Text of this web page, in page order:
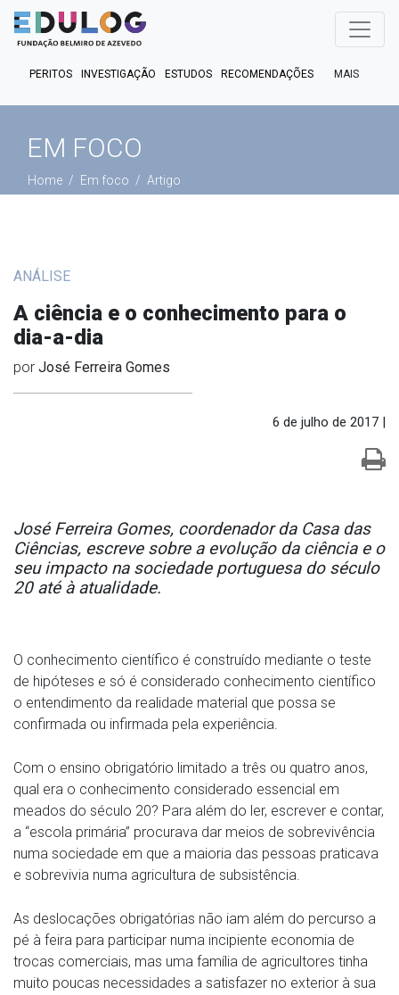
PERITOS INVESTIGAÇÃO ESTUDOS RECOMENDAÇÕES
PUBLICAÇÕES EM FOCO EM DEBATE FACT CHECK
MAIS
EM FOCO
Home Em foco Artigo
ANÁLISE
A ciência e o conhecimento para o
dia-a-dia
por José Ferreira Gomes
6 de julho de 2017 |
José Ferreira Gomes, coordenador da Casa das
Ciências, escreve sobre a evolução da ciência e o
seu impacto na sociedade portuguesa do século
20 até à atualidade.
O conhecimento científico é construído mediante o teste
de hipóteses e só é considerado conhecimento científico
o entendimento da realidade material que possa se
confirmada ou infirmada pela experiência.
Com o ensino obrigatório limitado a três ou quatro anos,
qual era o conhecimento considerado essencial em
meados do século 20? Para além do ler, escrever e contar,
a “escola primária” procurava dar meios de sobrevivência
numa sociedade em que a maioria das pessoas praticava
e sobrevivia numa agricultura de subsistência.
As deslocações obrigatórias não iam além do percurso a
pé à feira para participar numa incipiente economia de
trocas comerciais, mas uma família de agricultores tinha
muito poucas necessidades a satisfazer no exterior à sua